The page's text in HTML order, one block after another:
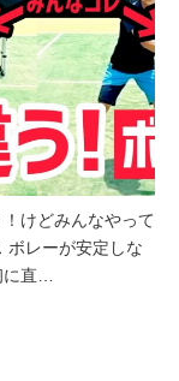
！けどみんなやって
ボレーが安定しな
直…